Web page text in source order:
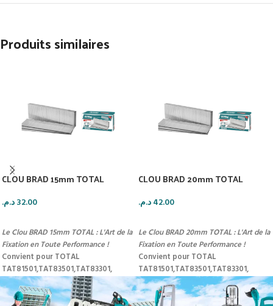
Produits similaires
CLOU BRAD 15mm TOTAL
32.00د.م.
Le Clou BRAD 15mm TOTAL : L'Art de la
Fixation en Toute Performance !
Convient pour TOTAL
TAT81501,TAT83501,TAT83301,
TAT83301-3/Ga 18,1.25 * 1.0mm
CLOU BRAD 20mm TOTAL
42.00د.م.
Le Clou BRAD 20mm TOTAL : L'Art de la
Fixation en Toute Performance !
Convient pour TOTAL
TAT81501,TAT83501,TAT83301,
TAT83301-3/Ga 18,1.25 * 1.0mm